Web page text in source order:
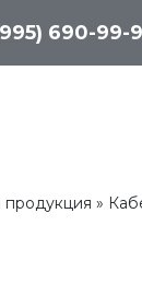
690-99-
продукция